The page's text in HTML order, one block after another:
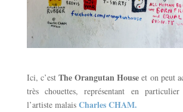
Ici, c’estThe Orangutan House et on peut
très chouettes, représentant en
l’artiste malaisCharles CHAM.